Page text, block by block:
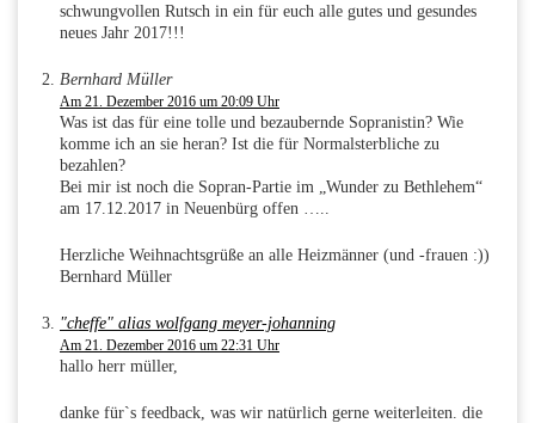
schwungvollen Rutsch in ein für euch alle gutes und gesundes
neues Jahr 2017!!!
Bernhard Müller
Am 21. Dezember 2016 um 20:09 Uhr
Was ist das für eine tolle und bezaubernde Sopranistin? Wie
komme ich an sie heran? Ist die für Normalsterbliche zu
bezahlen?
Bei mir ist noch die Sopran-Partie im „Wunder zu Bethlehem“
am 17.12.2017 in Neuenbürg offen …..
Herzliche Weihnachtsgrüße an alle Heizmänner (und -frauen :))
Bernhard Müller
"cheffe" alias wolfgang meyer-johanning
Am 21. Dezember 2016 um 22:31 Uhr
hallo herr müller,
danke für`s feedback, was wir natürlich gerne weiterleiten. die